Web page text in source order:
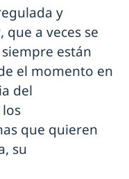
y
, que a veces se
están
el momento en
del
que quieren
su